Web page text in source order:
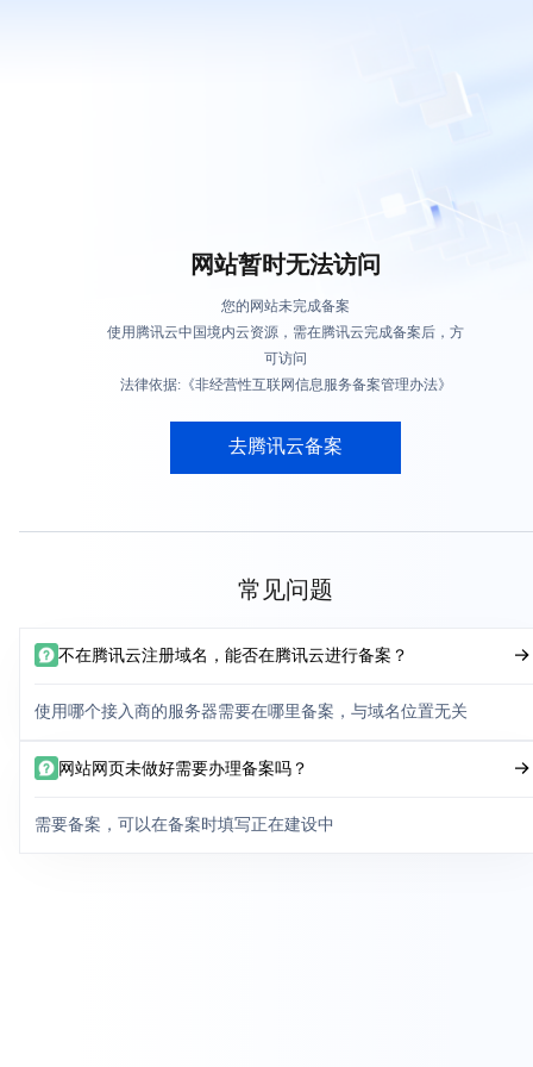
网站暂时无法访问
您的网站未完成备案
使用腾讯云中国境内云资源，需在腾讯云完成备案后，方
可访问
法律依据:《非经营性互联网信息服务备案管理办法》
去腾讯云备案
常见问题
不在腾讯云注册域名，能否在腾讯云进行备案？
使用哪个接入商的服务器需要在哪里备案，与域名位置无关
网站网页未做好需要办理备案吗？
需要备案，可以在备案时填写正在建设中